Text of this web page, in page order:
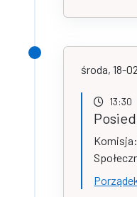
środa, 18-
13:30